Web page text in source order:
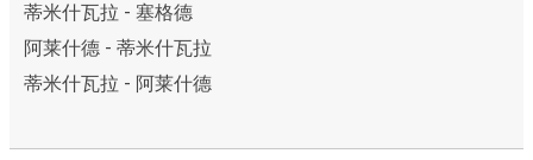
蒂米什瓦拉 - 塞格德
阿莱什德 - 蒂米什瓦拉
蒂米什瓦拉 - 阿莱什德